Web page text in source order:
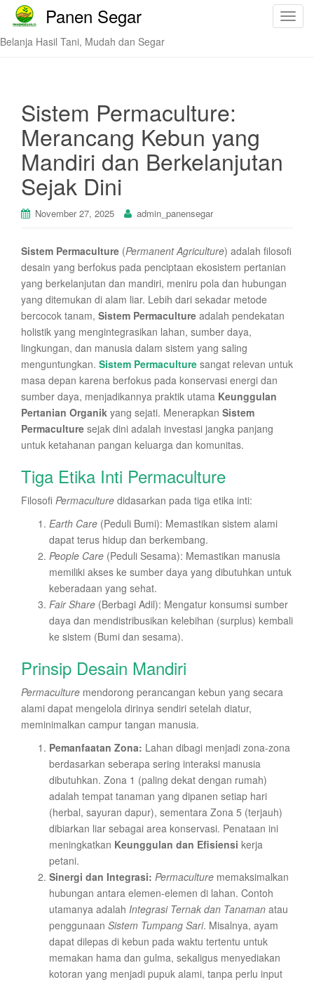
T
o
Panen Segar
Belanja Hasil Tani, Mudah dan Segar
Sistem Permaculture:
Merancang Kebun yang
Mandiri dan Berkelanjutan
Sejak Dini
November 27, 2025 admin_panensegar
Sistem Permaculture (Permanent Agriculture) adalah filosofi
desain yang berfokus pada penciptaan ekosistem pertanian
yang berkelanjutan dan mandiri, meniru pola dan hubungan
yang ditemukan di alam liar. Lebih dari sekadar metode
bercocok tanam, Sistem Permaculture adalah pendekatan
holistik yang mengintegrasikan lahan, sumber daya,
lingkungan, dan manusia dalam sistem yang saling
menguntungkan. Sistem Permaculture sangat relevan untuk
masa depan karena berfokus pada konservasi energi dan
sumber daya, menjadikannya praktik utama Keunggulan
Pertanian Organik yang sejati. Menerapkan Sistem
Permaculture sejak dini adalah investasi jangka panjang
untuk ketahanan pangan keluarga dan komunitas.
Tiga Etika Inti Permaculture
Filosofi Permaculture didasarkan pada tiga etika inti:
Earth Care (Peduli Bumi): Memastikan sistem alami
dapat terus hidup dan berkembang.
People Care (Peduli Sesama): Memastikan manusia
memiliki akses ke sumber daya yang dibutuhkan untuk
keberadaan yang sehat.
Fair Share (Berbagi Adil): Mengatur konsumsi sumber
daya dan mendistribusikan kelebihan (surplus) kembali
ke sistem (Bumi dan sesama).
Prinsip Desain Mandiri
Permaculture mendorong perancangan kebun yang secara
alami dapat mengelola dirinya sendiri setelah diatur,
meminimalkan campur tangan manusia.
Pemanfaatan Zona: Lahan dibagi menjadi zona-zona
berdasarkan seberapa sering interaksi manusia
dibutuhkan. Zona 1 (paling dekat dengan rumah)
adalah tempat tanaman yang dipanen setiap hari
(herbal, sayuran dapur), sementara Zona 5 (terjauh)
dibiarkan liar sebagai area konservasi. Penataan ini
meningkatkan Keunggulan dan Efisiensi kerja
petani.
Sinergi dan Integrasi: Permaculture memaksimalkan
hubungan antara elemen-elemen di lahan. Contoh
utamanya adalah Integrasi Ternak dan Tanaman atau
penggunaan Sistem Tumpang Sari. Misalnya, ayam
dapat dilepas di kebun pada waktu tertentu untuk
memakan hama dan gulma, sekaligus menyediakan
kotoran yang menjadi pupuk alami, tanpa perlu input